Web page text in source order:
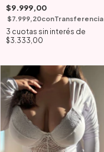
$9.999,00
$7.999,20conTransferencia
3 cuotas sin interés de
$3.333,00